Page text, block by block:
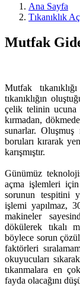
Ana Sayfa
Tıkanıklık
Mutfak
Mutfak
tıkanıklığın
çelik telinin ucuna
kırmadan,
sunarlar. Oluşmuş
boruları kırarak
karışmıştır.
Günümüz
açma işlemleri
sorunun tespitini
işlemi yapılmaz,
makineler
dökülerek tıkalı
böylece sorun
faktörleri
okuyucuları
tıkanmalara en
fayda olacağını